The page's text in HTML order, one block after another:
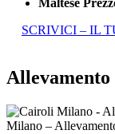
SCRIVICI – IL
Milano –